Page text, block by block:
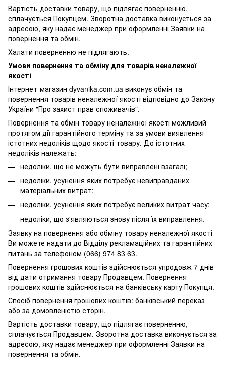
Вартість доставки товару, що підлягає поверненню,
сплачується Покупцем. Зворотна доставка виконується за
адресою, яку надає менеджер при оформленні Заявки на
повернення та обмін.
Халати поверненню не підлягають.
Умови повернення та обміну для товарів неналежної
якості
Інтернет-магазин dyvanika.com.ua виконує обмін та
повернення товарів неналежної якості відповідно до Закону
України "Про захист прав споживачів".
Повернення та обмін товару неналежної якості можливий
протягом дії гарантійного терміну та за умови виявлення
істотних недоліків щодо якості товару. До істотних
недоліків належать:
недоліки, що не можуть бути виправлені взагалі;
недоліки, усунення яких потребує невиправданих
матеріальних витрат;
недоліки, усунення яких потребує великих витрат часу;
недоліки, що з'являються знову після їх виправлення.
Заявку на повернення або обміну товару неналежної якості
Ви можете надати до Відділу рекламаційних та гарантійних
питань за телефоном (066) 974 83 63.
Повернення грошових коштів здійснюється упродовж 7 днів
від дати отримання товару Продавцем. Повернення
грошових коштів здійснюється на банківську карту Покупця.
Спосіб повернення грошових коштів: банківський переказ
або за домовленістю сторін.
Вартість доставки товару, що підлягає поверненню,
сплачується Продавцем. Зворотна доставка виконується за
адресою, яку надає менеджер при оформленні Заявки на
повернення та обмін.